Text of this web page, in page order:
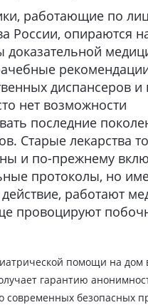
работающие по
России, опираются
доказательной
диспансеров
нет возможности
последние
Старые лекарства
и по-прежнему
протоколы, но
работают
провоцируют
помощи на дом
гарантию
современных безопасных